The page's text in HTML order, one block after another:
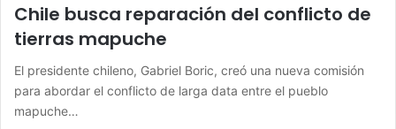
Chile busca reparación del conflicto de
tierras mapuche
El presidente chileno, Gabriel Boric, creó una nueva comisión
para abordar el conflicto de larga data entre el pueblo
mapuche…